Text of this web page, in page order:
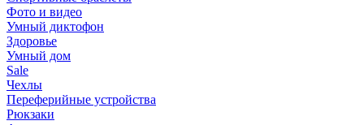
Фото и видео
Умный диктофон
Здоровье
Умный дом
Sale
Чехлы
Переферийные устройства
Рюкзаки